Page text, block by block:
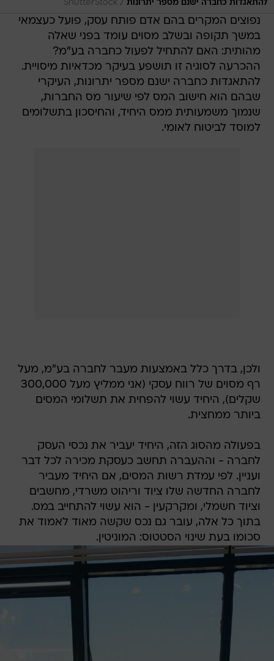
להתאגדות כחברה ישנם מספר יתרונות /
ShutterStock
נפוצים המקרים בהם אדם פותח עסק, פועל כעצמאי
במשך תקופה ובשלב מסוים עומד בפני שאלה
מהותית: האם להתחיל לפעול כחברה בע"מ?
ההכרעה לסוגיה זו תושפע בעיקר מכדאיות מיסויית.
להתאגדות כחברה ישנם מספר יתרונות, העיקרי
שבהם הוא חישוב המס לפי שיעור מס החברות,
שנמוך משמעותית ממס היחיד, והחיסכון בתשלומים
למוסד לביטוח לאומי.
ולכן, בדרך כלל באמצעות מעבר לחברה בע"מ, מעל
רף מסוים של רווח עסקי (אני ממליץ מעל 300,000
שקלים), היחיד עשוי להפחית את תשלומי המסים
ביותר ממחצית.
בפעולה מהסוג הזה, היחיד יעביר את נכסי העסק
לחברה - וההעברה תחשב כעסקת מכירה לכל דבר
ועניין. לפי עמדת רשות המסים, אם היחיד מעביר
לחברה החדשה שלו ציוד וריהוט משרדי, מחשבים
וציוד חשמלי, ומקרקעין - הוא עשוי להתחייב במס.
בתוך כל אלה, עובר גם נכס שקשה מאוד לאמוד את
סכומו בעת שינוי הסטטוס: המוניטין.